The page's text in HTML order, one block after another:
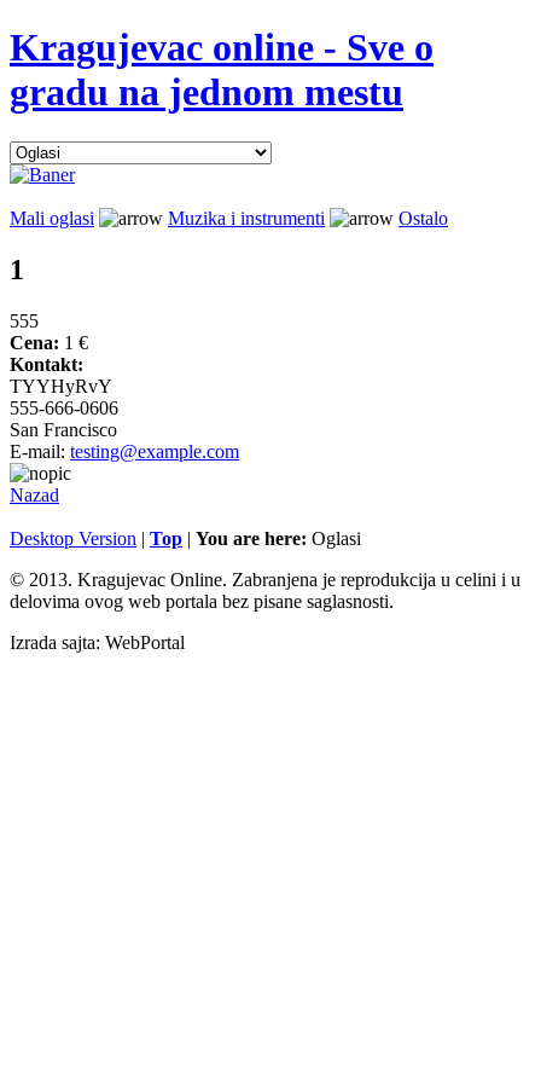
Kragujevac online - Sve o
gradu na jednom mestu
Mali oglasi Muzika i instrumenti Ostalo
1
555
Cena: 1 €
Kontakt:
TYYHyRvY
555-666-0606
San Francisco
E-mail: testing@example.com
Nazad
Desktop Version | Top | You are here: Oglasi
© 2013. Kragujevac Online. Zabranjena je reprodukcija u celini i u
delovima ovog web portala bez pisane saglasnosti.
Izrada sajta: WebPortal